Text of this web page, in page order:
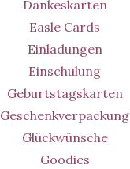
Dankeskarten
Easle Cards
Einladungen
Einschulung
Geburtstagskarten
Geschenkverpackung
Glückwünsche
Goodies